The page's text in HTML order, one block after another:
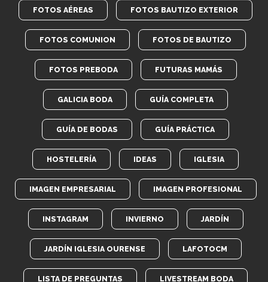
FOTOS AÉREAS FOTOS BAUTIZO EXTERIOR
FOTOS COMUNION FOTOS DE BAUTIZO
FOTOS PREBODA FUTURAS MAMÁS
GALICIA BODA GUÍA COMPLETA
GUÍA DE BODAS GUÍA PRÁCTICA
HOSTELERÍA IDEAS IGLESIA
IMAGEN EMPRESARIAL IMAGEN PROFESIONAL
INSTAGRAM INVIERNO JARDÍN
JARDÍN IGLESIA OURENSE LAFOTOCM
LISTA DE PREGUNTAS LIVESTREAM BODA